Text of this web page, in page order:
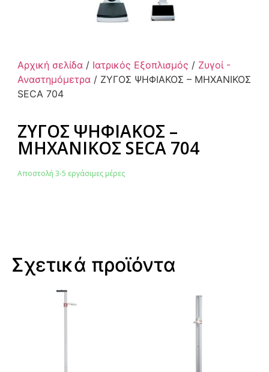
Αρχική σελίδα/ Ιατρικός Εξοπλισμός / Ζυγοί -
Αναστημόμετρα/ ΖΥΓΟΣ ΨΗΦΙΑΚΟΣ – ΜΗΧΑΝΙΚΟΣ
SECA 704
ΖΥΓΟΣ ΨΗΦΙΑΚΟΣ –
ΜΗΧΑΝΙΚΟΣ SECA 704
Αποστολή 3-5 εργάσιμες μέρες
Σχετικά προϊόντα